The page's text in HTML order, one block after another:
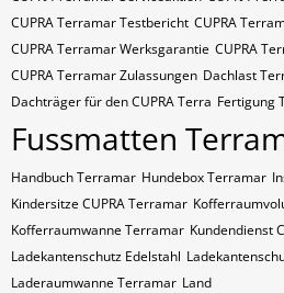
CUPRA Terramar Testbericht CUPRA
CUPRA Terramar Werksgarantie CUPRA
CUPRA Terramar Zulassungen Dachlast
Dachträger für den CUPRA Terra Fertigung
Fussmatten
Handbuch Terramar Hundebox Terramar
Kindersitze CUPRA Terramar
Kofferraumwanne Terramar Kundendienst
Ladekantenschutz Edelstahl
Laderaumwanne Terramar Land